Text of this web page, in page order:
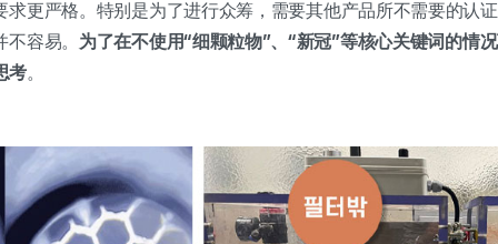
求更严格。特别是为了进行众筹，需要其他产品所不需要的认
容易。 为了在不使用“细颗粒物”、“新冠”等核心关键词的情
考。